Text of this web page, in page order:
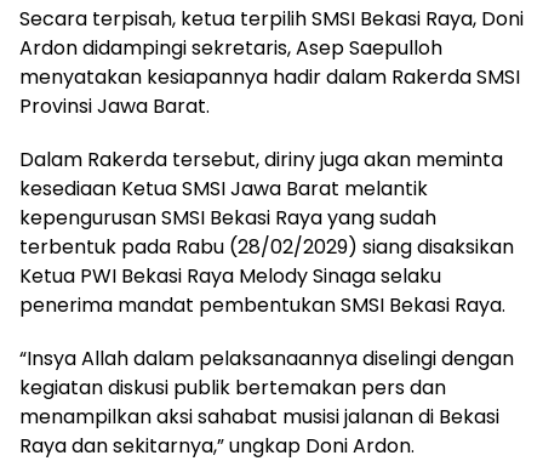
Secara terpisah, ketua terpilih SMSI Bekasi Raya, Doni
Ardon didampingi sekretaris, Asep Saepulloh
menyatakan kesiapannya hadir dalam Rakerda SMSI
Provinsi Jawa Barat.
Dalam Rakerda tersebut, diriny juga akan meminta
kesediaan Ketua SMSI Jawa Barat melantik
kepengurusan SMSI Bekasi Raya yang sudah
terbentuk pada Rabu (28/02/2029) siang disaksikan
Ketua PWI Bekasi Raya Melody Sinaga selaku
penerima mandat pembentukan SMSI Bekasi Raya.
“Insya Allah dalam pelaksanaannya diselingi dengan
kegiatan diskusi publik bertemakan pers dan
menampilkan aksi sahabat musisi jalanan di Bekasi
Raya dan sekitarnya,” ungkap Doni Ardon.